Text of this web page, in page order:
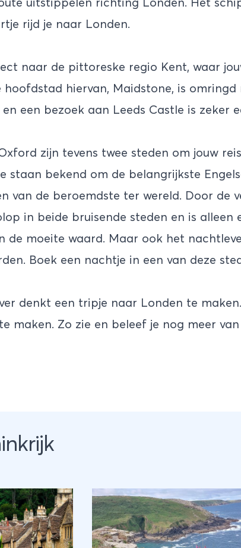
uitstippelen richting Londen. Het
rijd je naar Londen.
naar de pittoreske regio Kent, waar
hiervan, Maidstone, is omringd
een bezoek aan Leeds Castle is zeker
zijn tevens twee steden om jouw
staan bekend om de belangrijkste
van de beroemdste ter wereld. Door de
in beide bruisende steden en is alleen
de moeite waard. Maar ook het
Boek een nachtje in een van deze
denkt een tripje naar Londen te
maken. Zo zie en beleef je nog meer van